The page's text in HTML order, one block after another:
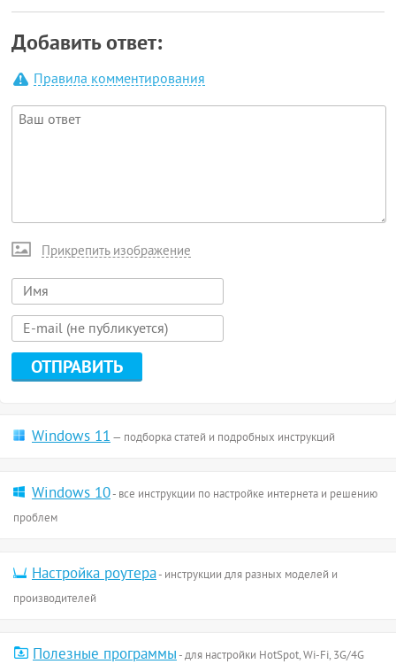
Добавить ответ:
Правила комментирования
Прикрепить изображение
Windows 11— подборка статей и подробных инструкций
Windows 10- все инструкции по настройке интернета и решению
проблем
Настройка роутера- инструкции для разных моделей и
производителей
Полезные программы- для настройки HotSpot, Wi-Fi, 3G/4G